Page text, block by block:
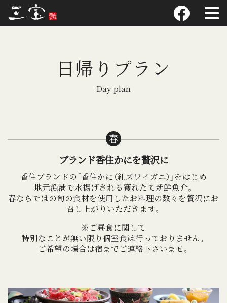
日帰りプラン
Day plan
春
ブランド香住かにを贅沢に
香住ブランドの「香住かに（紅ズワイガニ）」をはじめ
地元漁港で水揚げされる獲れたて新鮮魚介。
春ならではの旬の食材を使用したお料理の数々を贅沢にお
召し上がりいただきます。
※ご昼食に関して
特別なことが無い限り個室食は行っておりません。
ご希望の場合は宿までご連絡下さいませ。